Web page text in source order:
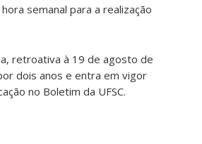
semanal para a realização
retroativa à 19 de agosto de
dois anos e entra em vigor
no Boletim da UFSC.